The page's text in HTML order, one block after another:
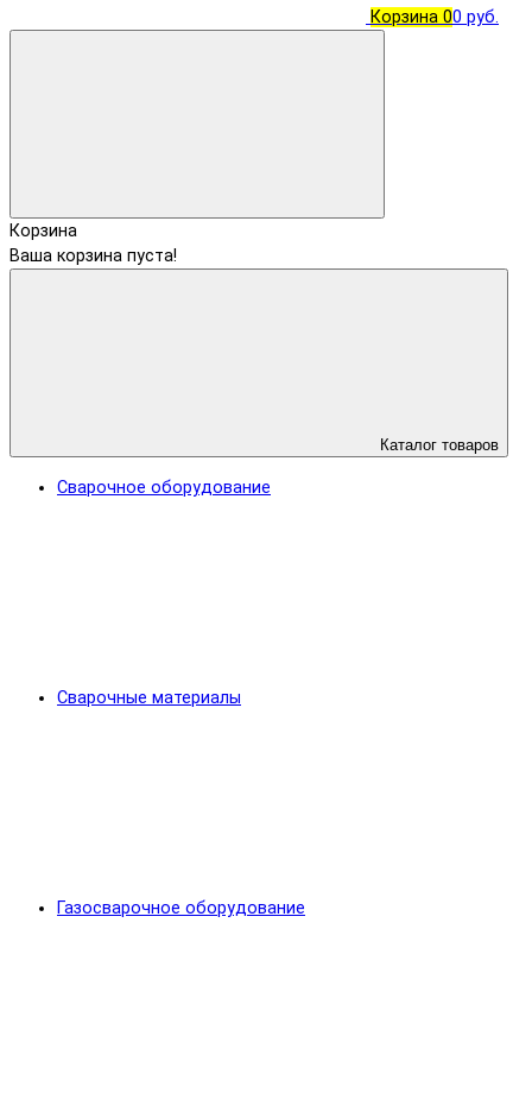
Корзина 00 руб.
Корзина
Ваша корзина пуста!
Каталог товаров
Сварочное оборудование
Сварочные материалы
Газосварочное оборудование